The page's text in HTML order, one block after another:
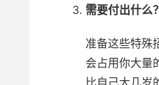
需要付出什么？
准备这些特殊
会占用你大量
比自己大几岁